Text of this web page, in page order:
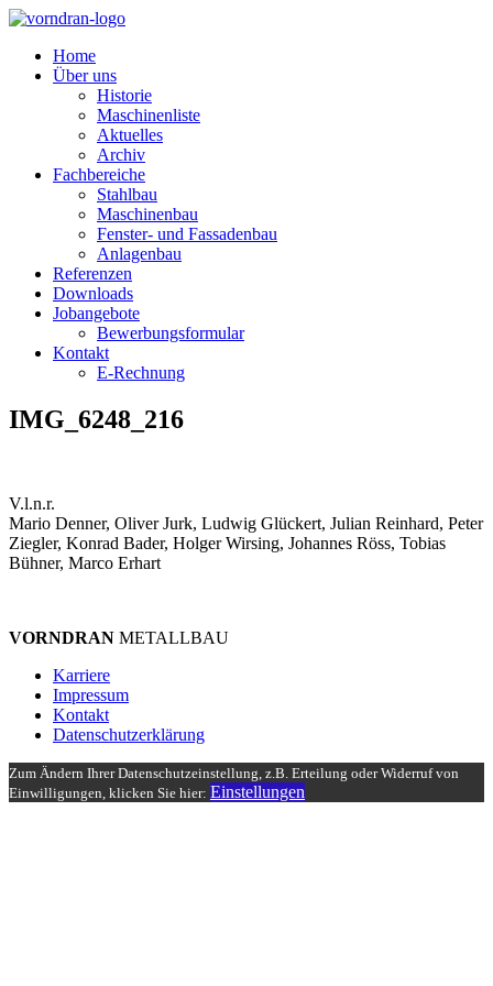
Home
Über uns
Historie
Maschinenliste
Aktuelles
Archiv
Fachbereiche
Stahlbau
Maschinenbau
Fenster- und Fassadenbau
Anlagenbau
Referenzen
Downloads
Jobangebote
Bewerbungsformular
Kontakt
E-Rechnung
IMG_6248_216
V.l.n.r.
Mario Denner, Oliver Jurk, Ludwig Glückert, Julian Reinhard, Peter
Ziegler, Konrad Bader, Holger Wirsing, Johannes Röss, Tobias
Bühner, Marco Erhart
VORNDRAN METALLBAU
Karriere
Impressum
Kontakt
Datenschutzerklärung
Zum Ändern Ihrer Datenschutzeinstellung, z.B. Erteilung oder Widerruf von
Einwilligungen, klicken Sie hier: Einstellungen